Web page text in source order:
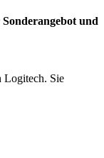
und
Logitech. Sie